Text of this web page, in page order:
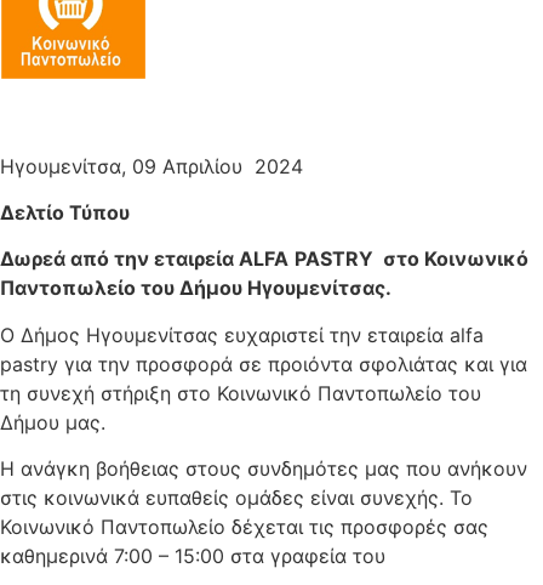
Ηγουμενίτσα, 09 Απριλίου 2024
Δελτίο Τύπου
Δωρεά από την εταιρεία ALFA PASTRY στο Κοινωνικό
Παντοπωλείο του Δήμου Ηγουμενίτσας.
Ο Δήμος Ηγουμενίτσας ευχαριστεί την εταιρεία alfa
pastry για την προσφορά σε προιόντα σφολιάτας και για
τη συνεχή στήριξη στο Κοινωνικό Παντοπωλείο του
Δήμου μας.
Η ανάγκη βοήθειας στους συνδημότες μας που ανήκουν
στις κοινωνικά ευπαθείς ομάδες είναι συνεχής. Το
Κοινωνικό Παντοπωλείο δέχεται τις προσφορές σας
καθημερινά 7:00 – 15:00 στα γραφεία του